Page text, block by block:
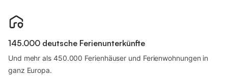
145.000 deutsche Ferienunterkünfte
Und mehr als 450.000 Ferienhäuser und Ferienwohnungen in
ganz Europa.